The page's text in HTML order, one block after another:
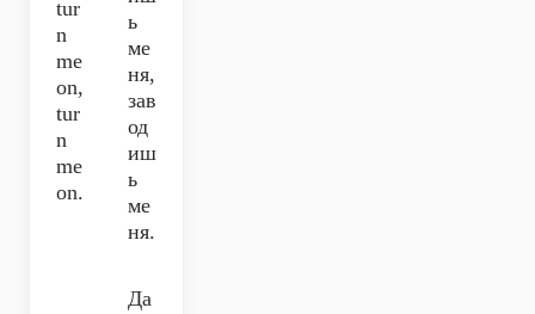
tur
n
me
on,
tur
n
me
on.
ь
ме
ня,
зав
од
иш
ь
ме
ня.
Да